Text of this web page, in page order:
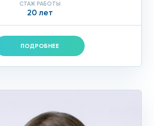
СТАЖ РАБОТЫ
20 лет
ПОДРОБНЕЕ